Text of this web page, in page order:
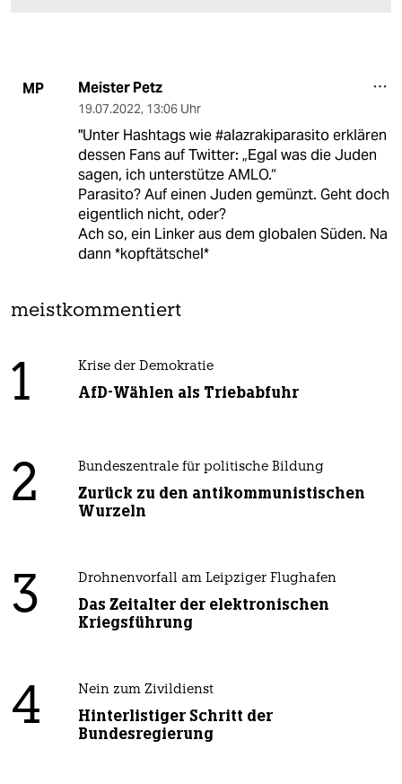
MP Meister Petz
19.07.2022, 13:06 Uhr
"Unter Hashtags wie #alazrakiparasito erklären
dessen Fans auf Twitter: „Egal was die Juden
sagen, ich unterstütze AMLO.“
Parasito? Auf einen Juden gemünzt. Geht doch
eigentlich nicht, oder?
Ach so, ein Linker aus dem globalen Süden. Na
dann *kopftätschel*
meistkommentiert
1 Krise der Demokratie
AfD-Wählen als Triebabfuhr
2 Bundeszentrale für politische Bildung
Zurück zu den antikommunistischen
Wurzeln
3 Drohnenvorfall am Leipziger Flughafen
Das Zeitalter der elektronischen
Kriegsführung
4 Nein zum Zivildienst
Hinterlistiger Schritt der
Bundesregierung